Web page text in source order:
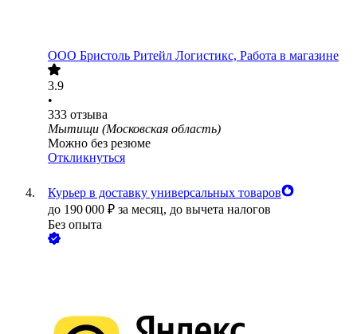
ООО Бристоль Ритейл Логистикс, Работа в магазине
3.9
•
333 отзыва
Мытищи (Московская область)
Можно без резюме
Откликнуться
Курьер в доставку универсальных товаров
до 190 000 ₽ за месяц, до вычета налогов
Без опыта